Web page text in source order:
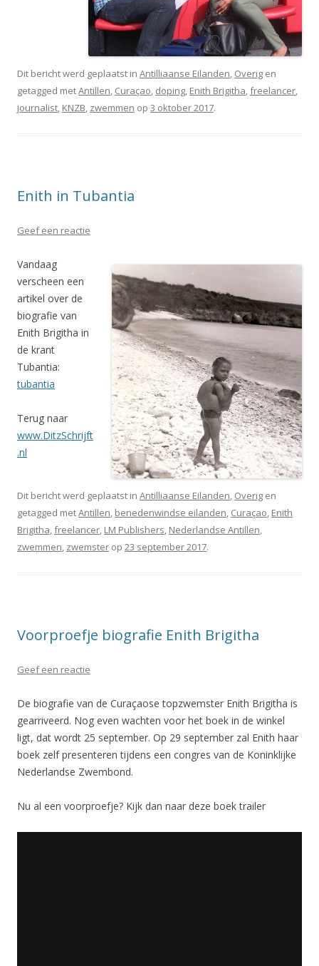
Dit bericht werd geplaatst in Antilliaanse Eilanden, Overig en
getagged metAntillen, Curaçao, doping, Enith Brigitha,freelancer,
journalist, KNZB, zwemmen op 3 oktober 2017.
Enith in Tubantia
Geef een reactie
Vandaag
verscheen een
artikel over de
biografie van
Enith Brigitha in
de krant
Tubantia:
tubantia
Terug naar
www.DitzSchrijft
.nl
Dit bericht werd geplaatst in Antilliaanse Eilanden, Overig en
getagged metAntillen, benedenwindse eilanden, Curaçao, Enith
Brigitha,freelancer, LM Publishers, Nederlandse Antillen,
zwemmen, zwemster op 23 september 2017.
Voorproefje biografie Enith Brigitha
Geef een reactie
De biografie van de Curaçaose topzwemster Enith Brigitha is
gearriveerd. Nog even wachten voor het boek in de winkel
ligt, dat wordt 25 september. Op 29 september zal Enith haar
boek zelf presenteren tijdens een congres van de Koninklijke
Nederlandse Zwembond.
Nu al een voorproefje? Kijk dan naar deze boek trailer